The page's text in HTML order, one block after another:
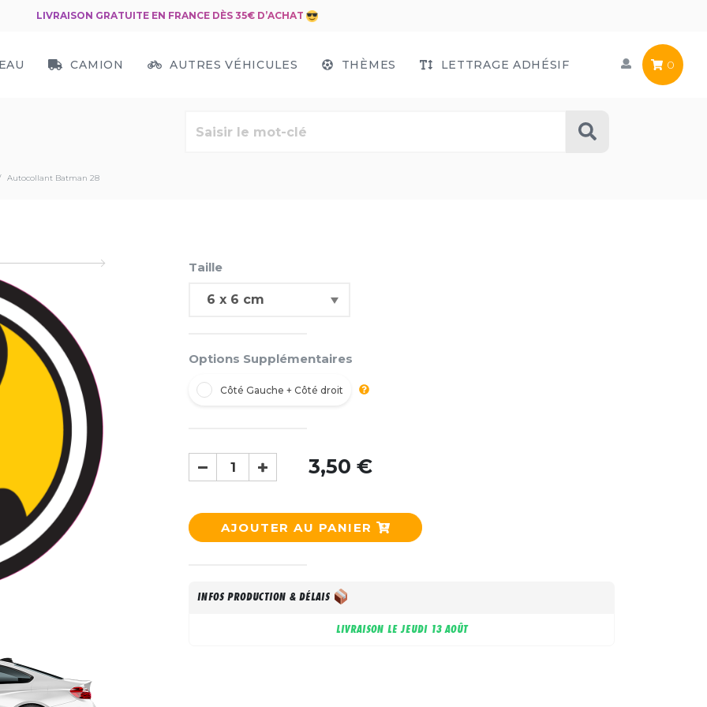
LIVRAISON GRATUITE EN FRANCE DÈS 35€ D’ACHAT
CAMION AUTRES VÉHICULES THÈMES LETTRAGE ADHÉSIF 0
Autocollant Batman 28
Taille
Options Supplémentaires
Côté Gauche + Côté droit
3,50 €
AJOUTER AU PANIER
INFOS PRODUCTION & DÉLAIS
LIVRAISON LEJEUDI 13 AOÛT